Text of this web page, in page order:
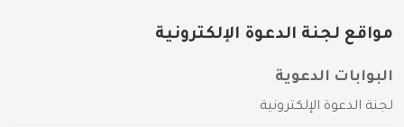
مواقع لجنة الدعوة الإلكترونية
البوابات الدعوية
لجنة الدعوة الإلكترونية